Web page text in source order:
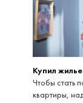
Купил
Чтобы стать
квартиры,